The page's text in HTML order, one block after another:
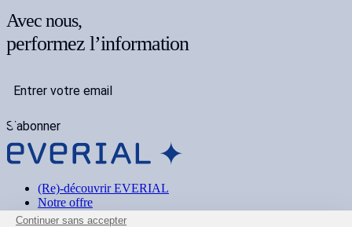
Continuer sans accepter
Avec nous,
performez l’information
S'abonner
(Re)-découvrir EVERIAL
Notre offre
S’inspirer